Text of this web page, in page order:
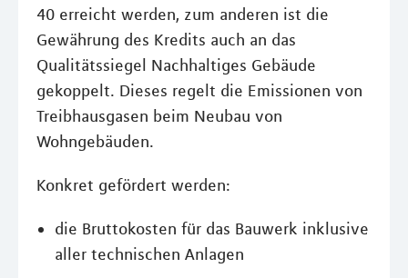
40 erreicht werden, zum anderen ist die
Gewährung des Kredits auch an das
Qualitätssiegel Nachhaltiges Gebäude
gekoppelt. Dieses regelt die Emissionen von
Treibhausgasen beim Neubau von
Wohngebäuden.
Konkret gefördert werden:
die Bruttokosten für das Bauwerk inklusive
aller technischen Anlagen